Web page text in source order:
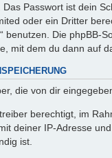
Passwort ist dein
oder ein Dritter
benutzen. Die phpBB-
mit dem du dann auf
die von dir
berechtigt, im
deiner IP-Adresse
ist.